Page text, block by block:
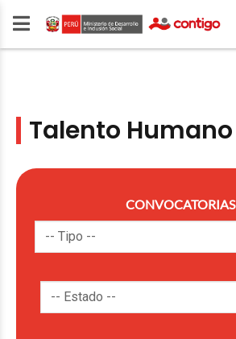
Talento Humano
CONVOCATORIAS